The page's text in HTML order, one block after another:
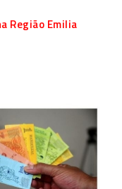
Região Emilia